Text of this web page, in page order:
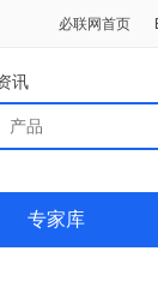
必联网首页
讯
专家库